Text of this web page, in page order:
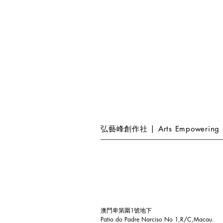
弘藝峰創作社 | Arts Empowering
澳門卑第圍1號地下
Patio do Padre Narciso No 1,R/C,Macau.